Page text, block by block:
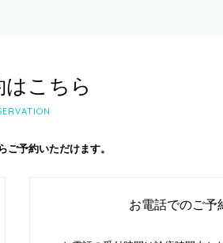
はこちら
ご予約いただけます。
お電話でのご予